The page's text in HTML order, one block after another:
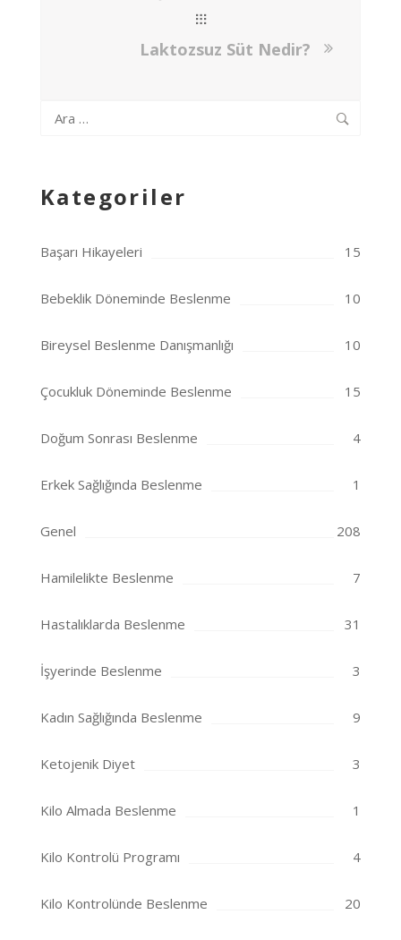
Laktozsuz Süt Nedir?
Arama:
Kategoriler
Başarı Hikayeleri 15
Bebeklik Döneminde Beslenme 10
Bireysel Beslenme Danışmanlığı 10
Çocukluk Döneminde Beslenme 15
Doğum Sonrası Beslenme 4
Erkek Sağlığında Beslenme 1
Genel 208
Hamilelikte Beslenme 7
Hastalıklarda Beslenme 31
İşyerinde Beslenme 3
Kadın Sağlığında Beslenme 9
Ketojenik Diyet 3
Kilo Almada Beslenme 1
Kilo Kontrolü Programı 4
Kilo Kontrolünde Beslenme 20